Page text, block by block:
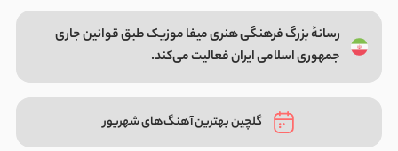
رسانهٔ بزرگ فرهنگی هنری میفا موزیک طبق قوانین جاری
جمهوری اسلامی ایران فعالیت می‌کند.
گلچین بهترین آهنگ‌های شهریور